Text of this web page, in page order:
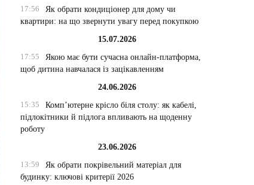
17:56
Як обрати кондиціонер для дому чи
квартири: на що звернути увагу перед покупкою
15.07.2026
17:55
Якою має бути сучасна онлайн-платформа,
щоб дитина навчалася із зацікавленням
24.06.2026
15:35
Комп’ютерне крісло біля столу: як кабелі,
підлокітники й підлога впливають на щоденну
роботу
23.06.2026
13:59
Як обрати покрівельний матеріал для
будинку: ключові критерії 2026